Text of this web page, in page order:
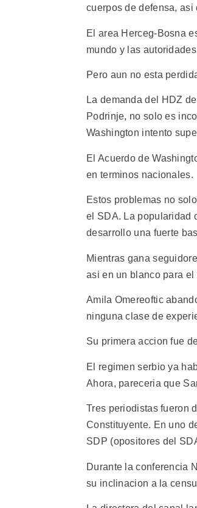
cuerpos de defensa, asi
El area Herceg-Bosna
mundo y las
Pero aun no esta
La demanda del HDZ
Podrinje, no solo es
Washington intento
El Acuerdo de
en terminos nacionales.
Estos problemas no
el SDA. La popularidad
desarrollo una fuerte
Mientras gana
asi en un blanco para
Amila Omereoftic
ninguna clase de
Su primera accion fue
El regimen serbio ya
Ahora, pareceria que
Tres periodistas fueron
Constituyente. En uno
SDP (opositores del
Durante la conferencia
su inclinacion a la